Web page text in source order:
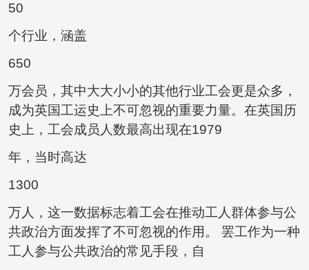
50
个行业，涵盖
650
万会员，其中大大小小的其他行业工会更是众多，
成为英国工运史上不可忽视的重要力量。在英国历
史上，工会成员人数最高出现在1979
年，当时高达
1300
万人，这一数据标志着工会在推动工人群体参与公
共政治方面发挥了不可忽视的作用。 罢工作为一种
工人参与公共政治的常见手段，自